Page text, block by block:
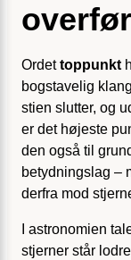
Ordettoppunkt
bogstavelig
stien slutter, og
er det højeste
den også til
betydningslag –
derfra mod
I astronomien
stjerner står